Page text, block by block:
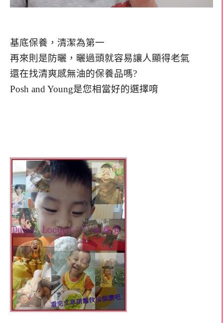
基底保養，清潔為第一
再來則是防曬，曬過頭就容易讓人顯得老氣
還在找清爽感無油的保養品嗎?
Posh and Young是您相當好的選擇唷